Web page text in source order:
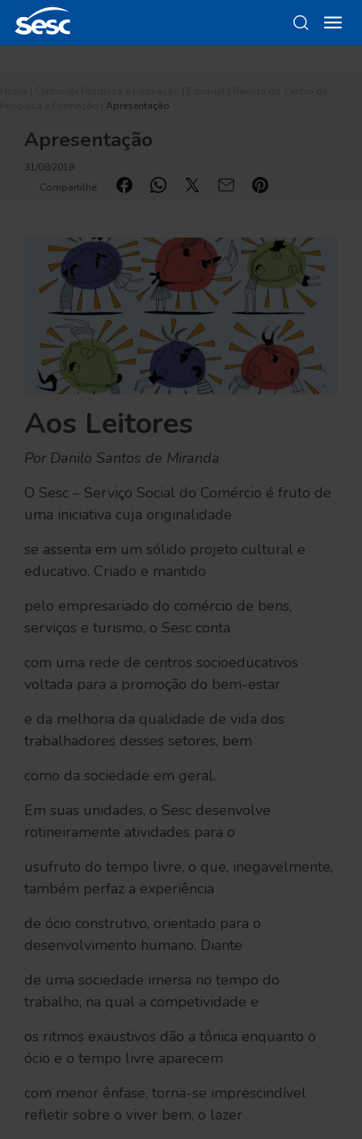
Apresentação
Apresentação
31/08/2018
Compartilhe:
Aos Leitores
Por Danilo Santos de Miranda
O Sesc – Serviço Social do Comércio é fruto de
uma iniciativa cuja originalidade
se assenta em um sólido projeto cultural e
educativo. Criado e mantido
pelo empresariado do comércio de bens,
serviços e turismo, o Sesc conta
com uma rede de centros socioeducativos
voltada para a promoção do bem-estar
e da melhoria da qualidade de vida dos
trabalhadores desses setores, bem
como da sociedade em geral.
Em suas unidades, o Sesc desenvolve
rotineiramente atividades para o
usufruto do tempo livre, o que, inegavelmente,
também perfaz a experiência
de ócio construtivo, orientado para o
desenvolvimento humano. Diante
de uma sociedade imersa no tempo do
trabalho, na qual a competividade e
os ritmos exaustivos dão a tônica enquanto o
ócio e o tempo livre aparecem
com menor ênfase, torna-se imprescindível
refletir sobre o viver bem, o lazer